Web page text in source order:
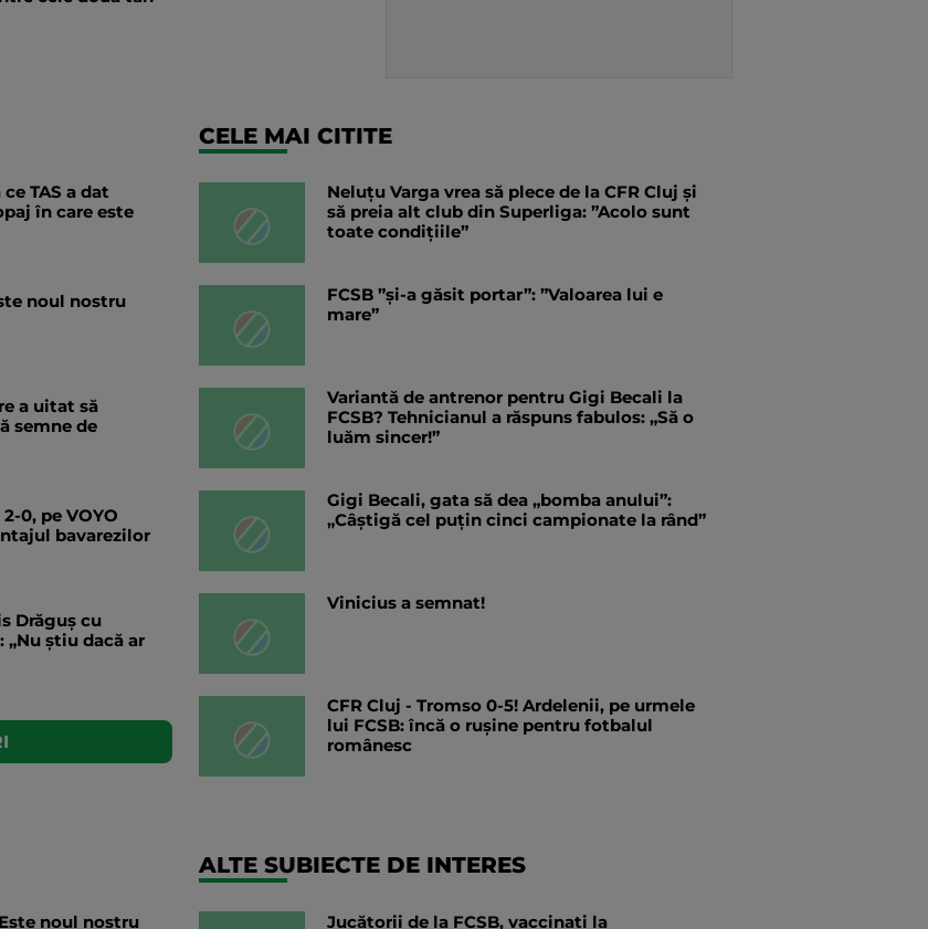
TAS a dat
în care este
noul nostru
a uitat să
semne de
0, pe VOYO
bavarezilor
Drăguș cu
„Nu știu dacă ar
CELE MAI CITITE
Neluțu Varga vrea să plece de la CFR Cluj și
să preia alt club din Superliga: ”Acolo sunt
toate condițiile”
FCSB ”și-a găsit portar”: ”Valoarea lui e
mare”
Variantă de antrenor pentru Gigi Becali la
FCSB? Tehnicianul a răspuns fabulos: „Să o
luăm sincer!”
Gigi Becali, gata să dea „bomba anului”:
„Câștigă cel puțin cinci campionate la rând”
Vinicius a semnat!
CFR Cluj - Tromso 0-5! Ardelenii, pe urmele
lui FCSB: încă o rușine pentru fotbalul
românesc
noul nostru
ALTE SUBIECTE DE INTERES
Jucătorii de la FCSB, vaccinați la